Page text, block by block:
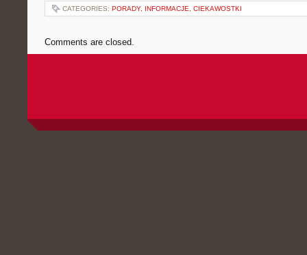
CATEGORIES: PORADY, INFORMACJE, CIEKAWOSTKI
Comments are closed.